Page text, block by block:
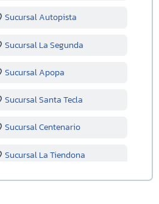
Sucursal Autopista
Sucursal La Segunda
Sucursal Apopa
Sucursal Santa Tecla
Sucursal Centenario
Sucursal La Tiendona
Sucursal Merliot